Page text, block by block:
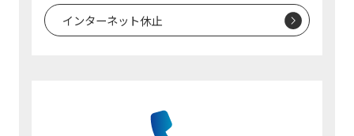
インターネット休止